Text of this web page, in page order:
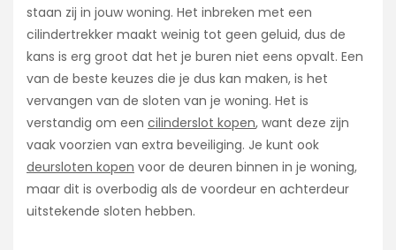
staan zij in jouw woning. Het inbreken met een
cilindertrekker maakt weinig tot geen geluid, dus de
kans is erg groot dat het je buren niet eens opvalt. Een
van de beste keuzes die je dus kan maken, is het
vervangen van de sloten van je woning. Het is
verstandig om een cilinderslot kopen, want deze zijn
vaak voorzien van extra beveiliging. Je kunt ook
deursloten kopen voor de deuren binnen in je woning,
maar dit is overbodig als de voordeur en achterdeur
uitstekende sloten hebben.